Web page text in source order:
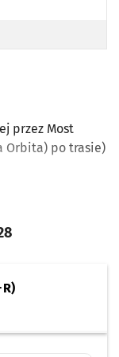
MOST MILENIJNY (DO
PRZEZ MOST MILENIJNY
OBORNICKIEJ PRZEZ MOST
przez Most
Orbita) po trasie)